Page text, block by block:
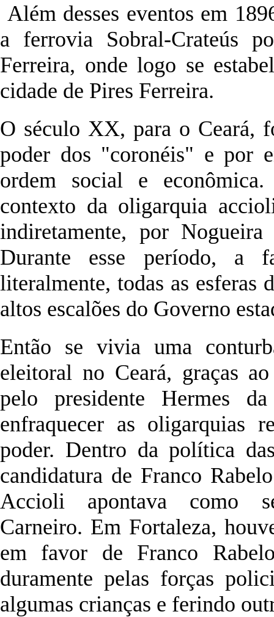
Além desses eventos em
a ferrovia Sobral-Crateús
Ferreira, onde logo se
cidade de Pires Ferreira.
O século XX, para o Ceará,
poder dos "coronéis" e por
ordem social e
contexto da oligarquia
indiretamente, por
Durante esse período, a
literalmente, todas as esferas
altos escalões do Governo
Então se vivia uma
eleitoral no Ceará, graças
pelo presidente Hermes
enfraquecer as oligarquias
poder. Dentro da política
candidatura de Franco
Accioli apontava como
Carneiro. Em Fortaleza,
em favor de Franco
duramente pelas forças
algumas crianças e ferindo